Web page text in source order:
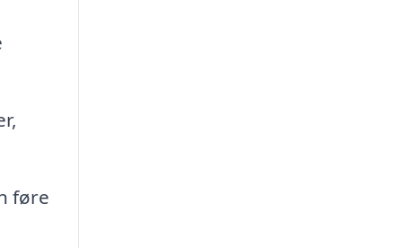
føre